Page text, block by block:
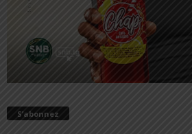
S’abonnez